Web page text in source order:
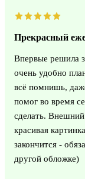
Прекрасный
Впервые решила
очень удобно
всё помнишь,
помог во время
сделать.
красивая
закончится -
другой обложке)